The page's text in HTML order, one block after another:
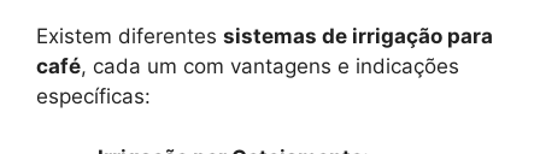
Existem diferentes sistemas de irrigação para
café, cada um com vantagens e indicações
específicas: